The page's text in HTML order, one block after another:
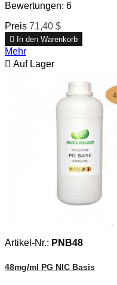
Bewertungen: 6
Preis 71,40 $
 In den Warenkorb
Mehr
 Auf Lager
Artikel-Nr.: PNB48
48mg/ml PG NIC Basis